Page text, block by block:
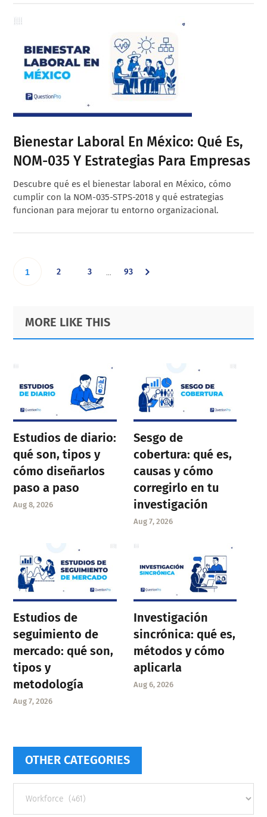
Bienestar Laboral En México: Qué Es,
NOM-035 Y Estrategias Para Empresas
Descubre qué es el bienestar laboral en México, cómo
cumplir con la NOM-035-STPS-2018 y qué estrategias
funcionan para mejorar tu entorno organizacional.
Go
page
1 Go
page
2 Go
page
3
pages
… Go
93
Primary
Sidebar
Footer
MORE LIKE THIS
Estudios de diario:
qué son, tipos y
cómo diseñarlos
paso a paso
Aug 8, 2026
Sesgo de
cobertura: qué es,
causas y cómo
corregirlo en tu
investigación
Aug 7, 2026
Estudios de
seguimiento de
mercado: qué son,
tipos y
metodología
Aug 7, 2026
Investigación
sincrónica: qué es,
métodos y cómo
aplicarla
Aug 6, 2026
OTHER CATEGORIES
categories